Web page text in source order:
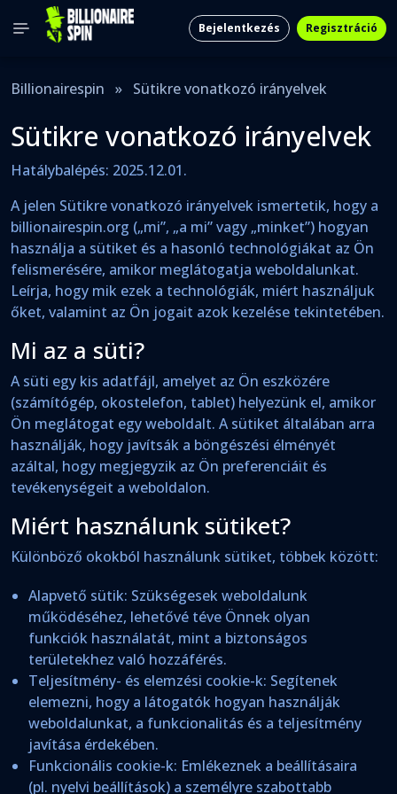
Bejelentkezés Regisztráció
Billionairespin » Sütikre vonatkozó irányelvek
Sütikre vonatkozó irányelvek
Hatálybalépés: 2025.12.01.
A jelen Sütikre vonatkozó irányelvek ismertetik, hogy a
billionairespin.org („mi”, „a mi” vagy „minket”) hogyan
használja a sütiket és a hasonló technológiákat az Ön
felismerésére, amikor meglátogatja weboldalunkat.
Leírja, hogy mik ezek a technológiák, miért használjuk
őket, valamint az Ön jogait azok kezelése tekintetében.
Mi az a süti?
A süti egy kis adatfájl, amelyet az Ön eszközére
(számítógép, okostelefon, tablet) helyezünk el, amikor
Ön meglátogat egy weboldalt. A sütiket általában arra
használják, hogy javítsák a böngészési élményét
azáltal, hogy megjegyzik az Ön preferenciáit és
tevékenységeit a weboldalon.
Miért használunk sütiket?
Különböző okokból használunk sütiket, többek között:
Alapvető sütik: Szükségesek weboldalunk
működéséhez, lehetővé téve Önnek olyan
funkciók használatát, mint a biztonságos
területekhez való hozzáférés.
Teljesítmény- és elemzési cookie-k: Segítenek
elemezni, hogy a látogatók hogyan használják
weboldalunkat, a funkcionalitás és a teljesítmény
javítása érdekében.
Funkcionális cookie-k: Emlékeznek a beállításaira
(pl. nyelvi beállítások) a személyre szabottabb